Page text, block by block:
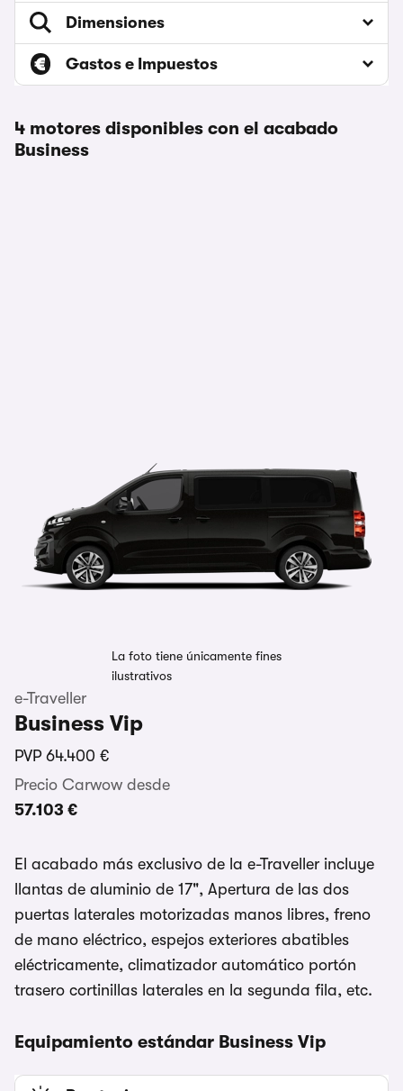
Dimensiones
Gastos e Impuestos
4 motores disponibles con el acabado
Business
La foto tiene únicamente fines
ilustrativos
e-Traveller
Business Vip
PVP 64.400 €
Precio Carwow desde
57.103 €
El acabado más exclusivo de la e-Traveller incluye
llantas de aluminio de 17", Apertura de las dos
puertas laterales motorizadas manos libres, freno
de mano eléctrico, espejos exteriores abatibles
eléctricamente, climatizador automático portón
trasero cortinillas laterales en la segunda fila, etc.
Equipamiento estándar Business Vip